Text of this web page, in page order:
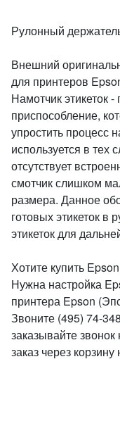
Рулонный
Внешний
для принтеров
Намотчик этикеток
приспособление,
упростить процесс
используется в тех
отсутствует
смотчик слишком
размера. Данное
готовых этикеток в
этикеток для
Хотите купить
Нужна настройка
принтера Epson
Звоните (495) 74-
заказывайте
заказ через корзину